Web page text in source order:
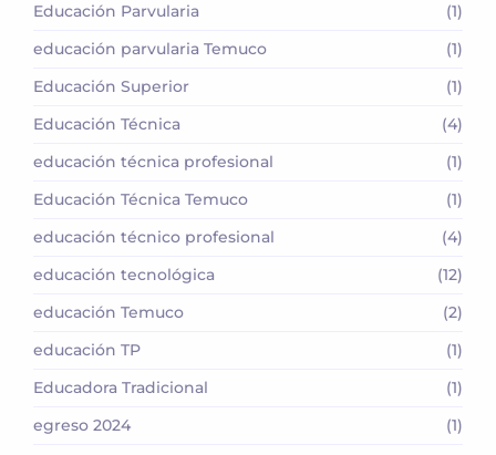
Educación Parvularia
(1)
educación parvularia Temuco
(1)
Educación Superior
(1)
Educación Técnica
(4)
educación técnica profesional
(1)
Educación Técnica Temuco
(1)
educación técnico profesional
(4)
educación tecnológica
(12)
educación Temuco
(2)
educación TP
(1)
Educadora Tradicional
(1)
egreso 2024
(1)